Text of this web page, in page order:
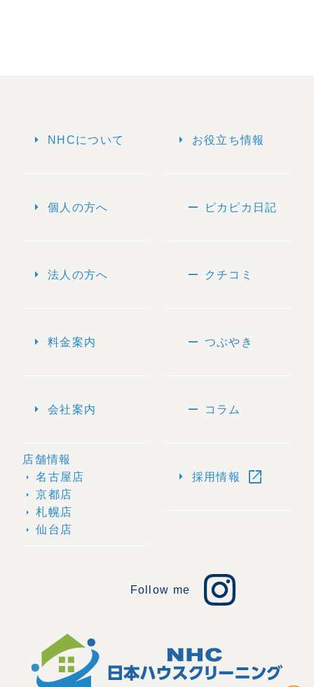
arrow_right NHCについて
arrow_right 個人の方へ
arrow_right 法人の方へ
arrow_right 料金案内
arrow_right 会社案内
店舗情報
arrow_right 名古屋店
arrow_right 京都店
arrow_right 札幌店
arrow_right 仙台店
arrow_right お役立ち情報
remove ピカピカ日記
remove クチコミ
remove つぶやき
remove コラム
arrow_right 採用情報 open_in_new
Follow me